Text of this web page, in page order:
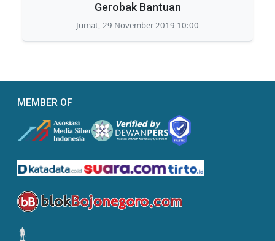
Gerobak Bantuan
Jumat, 29 November 2019 10:00
MEMBER OF